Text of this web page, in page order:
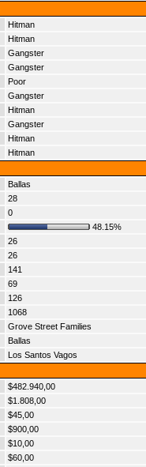
Hitman
Hitman
Gangster
Gangster
Poor
Gangster
Hitman
Gangster
Hitman
Hitman
Ballas
28
0
48.15%
26
26
141
69
126
1068
Grove Street Families
Ballas
Los Santos Vagos
$482.940,00
$1.808,00
$45,00
$900,00
$10,00
$60,00